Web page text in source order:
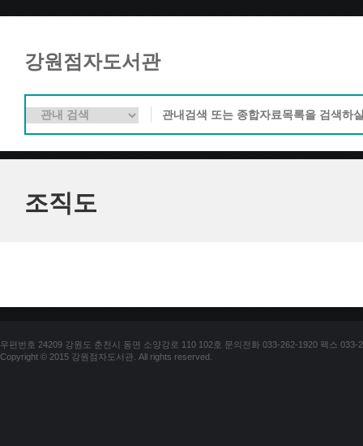
강원점자도서관
조직도
우편번호 24209 강원도 춘천시 동면 소양강로 110 102호 문의전화 033-262-1920 팩스 033-
Copyright © 2015 강원점자도서관. All rights reserved.